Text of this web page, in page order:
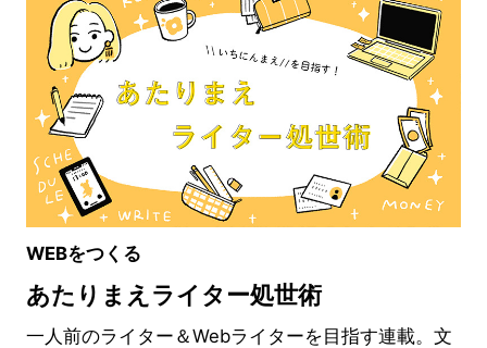
WEBをつくる
あたりまえライター処世術
一人前のライター＆Webライターを目指す連載。文